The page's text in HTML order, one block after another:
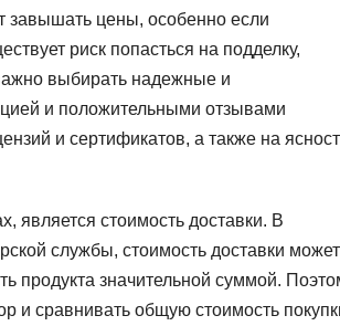
завышать цены, особенно если
риск попасться на подделку,
выбирать надежные и
и положительными отзывами
и сертификатов, а также на
стоимость доставки. В
службы, стоимость доставки может
продукта значительной суммой.
и сравнивать общую стоимость